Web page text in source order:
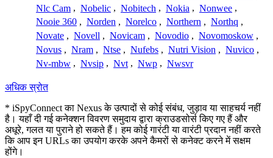
Nlc Cam , Nobelic , Nobitech , Nokia , Nonwee ,
Nooie 360 , Norden , Norelco , Northern , Northq ,
Novate , Novell , Novicam , Novodio , Novomoskow ,
Novus , Nram , Ntse , Nufebs , Nutri Vision , Nuvico ,
Nv-mbw , Nvsip , Nvt , Nwp , Nwsvr
अधिक स्रोत
* iSpyConnect का Nexus के उत्पादों से कोई संबंध, जुड़ाव या साहचर्य नहीं
है। यहाँ दी गई कनेक्शन विवरण समुदाय द्वारा क्राउडसोर्स किए गए हैं और
अधूरे, गलत या पुराने हो सकते हैं। हम कोई गारंटी या वारंटी प्रदान नहीं करते
कि आप इन URLs का उपयोग करके अपने कैमरों से कनेक्ट करने में सक्षम
होंगे।